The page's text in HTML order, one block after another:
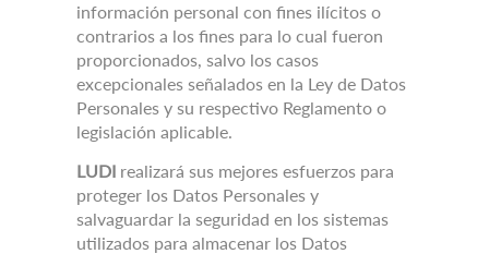
información personal con fines ilícitos o
contrarios a los fines para lo cual fueron
proporcionados, salvo los casos
excepcionales señalados en la Ley de Datos
Personales y su respectivo Reglamento o
legislación aplicable.
LUDI realizará sus mejores esfuerzos para
proteger los Datos Personales y
salvaguardar la seguridad en los sistemas
utilizados para almacenar los Datos